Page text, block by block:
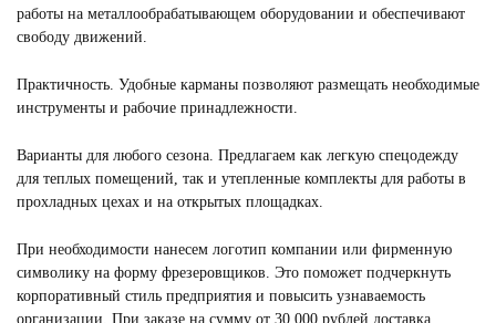
работы на металлообрабатывающем оборудовании и обеспечивают
свободу движений.
Практичность. Удобные карманы позволяют размещать необходимые
инструменты и рабочие принадлежности.
Варианты для любого сезона. Предлагаем как легкую спецодежду
для теплых помещений, так и утепленные комплекты для работы в
прохладных цехах и на открытых площадках.
При необходимости нанесем логотип компании или фирменную
символику на форму фрезеровщиков. Это поможет подчеркнуть
корпоративный стиль предприятия и повысить узнаваемость
организации. При заказе на сумму от 30 000 рублей доставка